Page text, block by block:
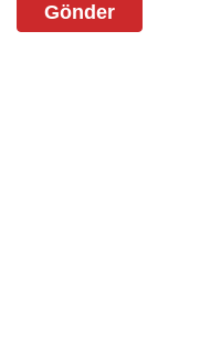
Gönder